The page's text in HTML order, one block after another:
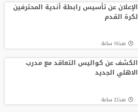
الإعلان عن تأسيس رابطة أندية المحترفين
لكرة القدم
منذ16 ساعة
الكشف عن كواليس التعاقد مع مدرب
الاهلي الجديد
منذ22 ساعة